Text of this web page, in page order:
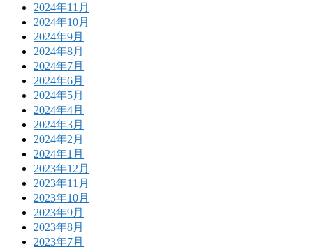
2024年11月
2024年10月
2024年9月
2024年8月
2024年7月
2024年6月
2024年5月
2024年4月
2024年3月
2024年2月
2024年1月
2023年12月
2023年11月
2023年10月
2023年9月
2023年8月
2023年7月